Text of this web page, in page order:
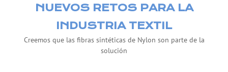
NUEVOS RETOS PARA LA
INDUSTRIA TEXTIL
Creemos que las fibras sintéticas de Nylon son parte de la
solución